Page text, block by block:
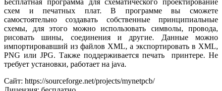
Бесплатная программа для схематического проектирование
схем и печатных плат. В программе вы сможете
самостоятельно создавать собственные принципиальные
схемы, для этого можно использовать символы, провода,
рисовать шины, соединения и другие. Данные можно
импортировавший из файлов XML, а экспортировать в XML,
PNG или JPG. Также поддерживается печать принтере. Не
требует установки, работает на java.
Сайт: https://sourceforge.net/projects/mynetpcb/